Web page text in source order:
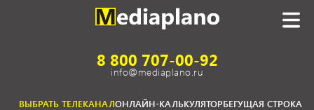
8 800 707-00-92
info@mediaplano.ru
ВЫБРАТЬ ТЕЛЕКАНАЛОНЛАЙН-КАЛЬКУЛЯТОРБЕГУЩАЯ СТРОКА